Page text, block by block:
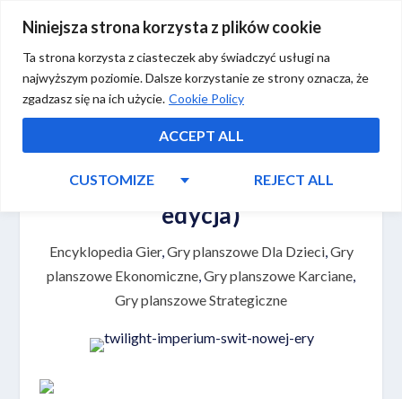
Niniejsza strona korzysta z plików cookie
Ta strona korzysta z ciasteczek aby świadczyć usługi na
najwyższym poziomie. Dalsze korzystanie ze strony oznacza, że
zgadzasz się na ich użycie. Cookie Policy
CUSTOMIZE REJECT ALL
ACCEPT ALL
7 Cudów Świata (nowa
edycja)
Encyklopedia Gier,Gry planszowe Dla Dzieci,Gry
planszowe Ekonomiczne,Gry planszowe Karciane,
Gry planszowe Strategiczne